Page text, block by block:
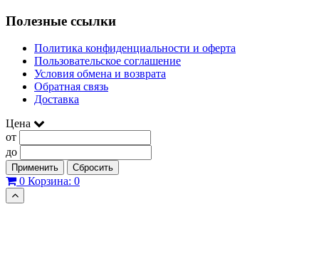
Полезные ссылки
Политика конфиденциальности и оферта
Пользовательское соглашение
Условия обмена и возврата
Обратная связь
Доставка
Цена
от
до
Применить Сбросить
0 Корзина: 0